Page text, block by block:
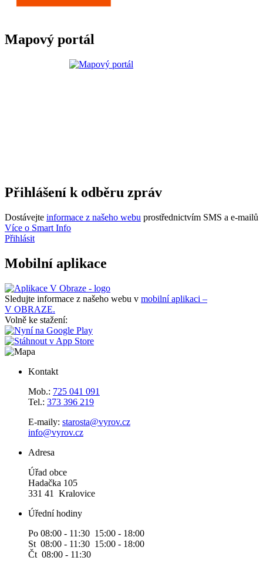
Mapový portál
Přihlášení k odběru zpráv
Dostávejte informace z našeho webu prostřednictvím SMS a e-mailů
Více o Smart Info
Přihlásit
Mobilní aplikace
Sledujte informace z našeho webu v mobilní aplikaci –
V OBRAZE.
Volně ke stažení:
Kontakt
Mob.: 725 041 091
Tel.: 373 396 219
E-maily: starosta@vyrov.cz
info@vyrov.cz
Adresa
Úřad obce
Hadačka 105
331 41 Kralovice
Úřední hodiny
Po 08:00 - 11:30 15:00 - 18:00
St 08:00 - 11:30 15:00 - 18:00
Čt 08:00 - 11:30